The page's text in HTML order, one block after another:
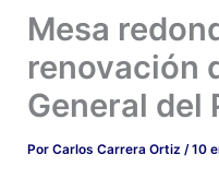
Mesa
renovación
General del
PorCarlos Carrera Ortiz/10